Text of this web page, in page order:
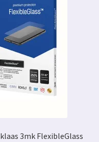
3mk FlexibleGlass